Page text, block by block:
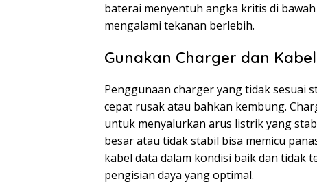
baterai menyentuh angka kritis di
mengalami tekanan berlebih.
Gunakan Charger dan
Penggunaan charger yang tidak sesuai
cepat rusak atau bahkan kembung.
untuk menyalurkan arus listrik yang
besar atau tidak stabil bisa memicu
kabel data dalam kondisi baik dan tidak
pengisian daya yang optimal.